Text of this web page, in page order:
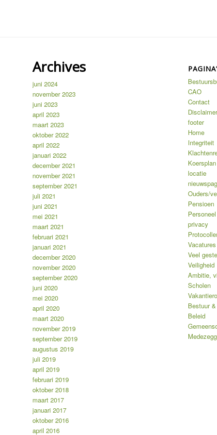
Archives
juni 2024
november 2023
juni 2023
april 2023
maart 2023
oktober 2022
april 2022
januari 2022
december 2021
november 2021
september 2021
juli 2021
juni 2021
mei 2021
maart 2021
februari 2021
januari 2021
december 2020
november 2020
september 2020
juni 2020
mei 2020
april 2020
maart 2020
november 2019
september 2019
augustus 2019
juli 2019
april 2019
februari 2019
oktober 2018
maart 2017
januari 2017
oktober 2016
april 2016
CAO
Contact
Disclaimer
footer
Home
Integriteit
Koersplan
locatie
Ouders/
Pensioen
Personeel
privacy
Vacatures
Veel
Veiligheid
Ambitie,
Scholen
Bestuur
Beleid